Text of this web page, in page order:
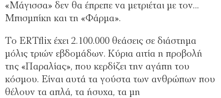
«Μάγισσα» δεν θα έπρεπε να μετριέται με τον…
Μπισμπίκη και τη «Φάρμα».
Το ERTflix έχει 2.100.000 θεάσεις σε διάστημα
μόλις τριών εβδομάδων. Κύρια αιτία η προβολή
της «Παραλίας», που κερδίζει την αγάπη του
κόσμου. Είναι αυτά τα γούστα των ανθρώπων που
θέλουν τα απλά, τα ήσυχα, τα μη